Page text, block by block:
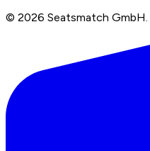
© 2026 Seatsmatch GmbH.